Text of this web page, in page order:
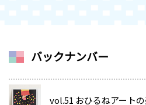
バックナンバー
vol.51 おひるねアート